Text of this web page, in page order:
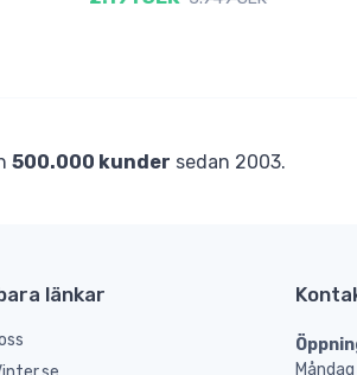
500.000 kunder sedan 2003.
länkar